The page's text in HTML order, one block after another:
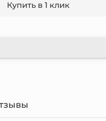
Купить в 1 клик